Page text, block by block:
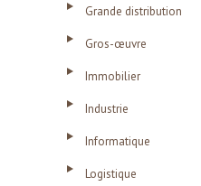
Grande distribution
Gros-œuvre
Immobilier
Industrie
Informatique
Logistique